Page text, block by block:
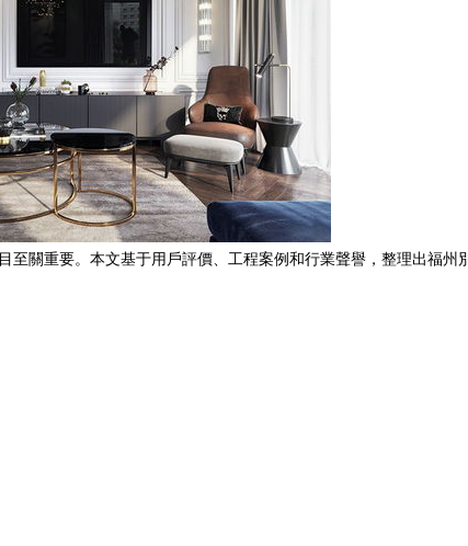
關重要。本文基于用戶評價、工程案例和行業聲譽，整理出福州